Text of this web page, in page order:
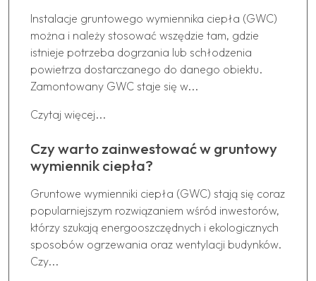
Instalacje gruntowego wymiennika ciepła (GWC)
można i należy stosować wszędzie tam, gdzie
istnieje potrzeba dogrzania lub schłodzenia
powietrza dostarczanego do danego obiektu.
Zamontowany GWC staje się w...
Czytaj więcej...
Czy warto zainwestować w gruntowy
wymiennik ciepła?
Gruntowe wymienniki ciepła (GWC) stają się coraz
popularniejszym rozwiązaniem wśród inwestorów,
którzy szukają energooszczędnych i ekologicznych
sposobów ogrzewania oraz wentylacji budynków.
Czy...